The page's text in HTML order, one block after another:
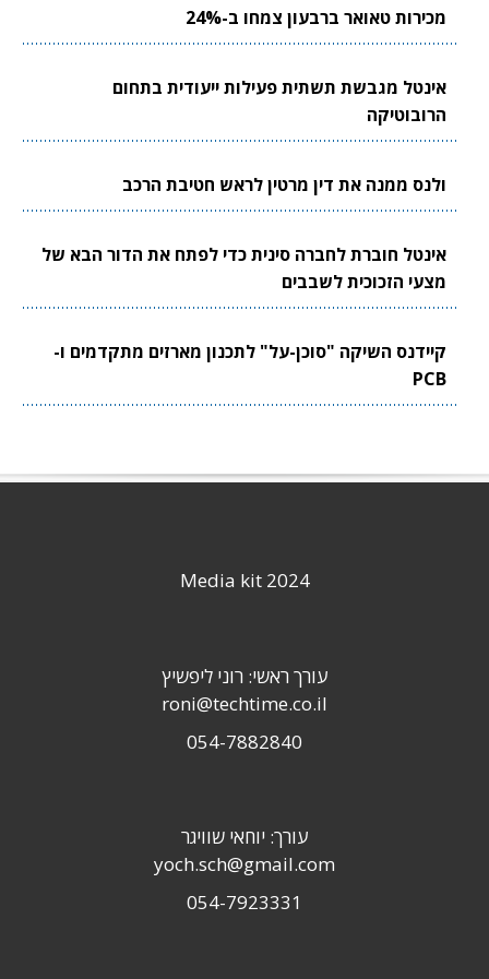
מכירות טאואר ברבעון צמחו ב-24%
אינטל מגבשת תשתית פעילות ייעודית בתחום
הרובוטיקה
ולנס ממנה את דין מרטין לראש חטיבת הרכב
אינטל חוברת לחברה סינית כדי לפתח את הדור הבא של
מצעי הזכוכית לשבבים
קיידנס השיקה "סוכן-על" לתכנון מארזים מתקדמים ו-
PCB
Media kit 2024
עורך ראשי: רוני ליפשיץ
roni@techtime.co.il
054-7882840
עורך: יוחאי שוויגר
yoch.sch@gmail.com
054-7923331